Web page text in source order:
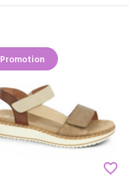
Promotion
favorite_border